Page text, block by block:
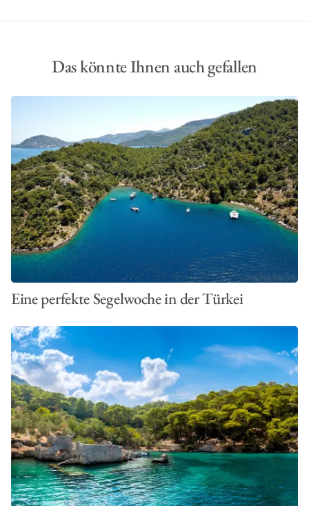
Das könnte Ihnen auch gefallen
Eine perfekte Segelwoche in der Türkei